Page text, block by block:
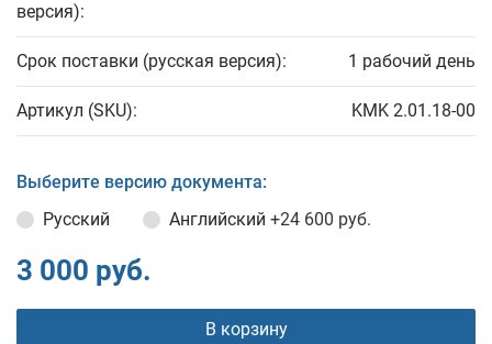
версия):
Срок поставки (русская версия): 1 рабочий день
Артикул (SKU): KMK 2.01.18-00
Выберите версию документа:
Русский
Английский +24 600 руб.
3 000 руб.
В корзину